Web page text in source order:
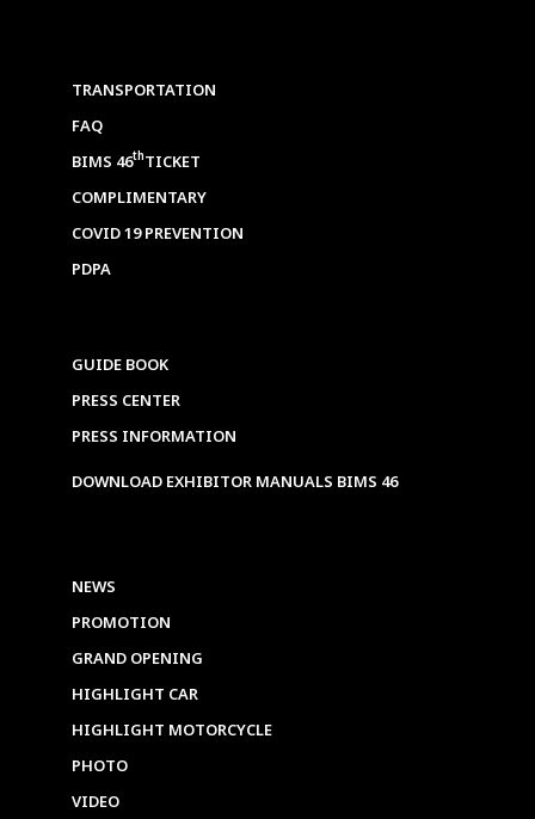
TRANSPORTATION
FAQ
BIMS 46thTICKET
COMPLIMENTARY
COVID 19 PREVENTION
PDPA
GUIDE BOOK
PRESS CENTER
PRESS INFORMATION
DOWNLOAD EXHIBITOR MANUALS BIMS 46
NEWS
PROMOTION
GRAND OPENING
HIGHLIGHT CAR
HIGHLIGHT MOTORCYCLE
PHOTO
VIDEO